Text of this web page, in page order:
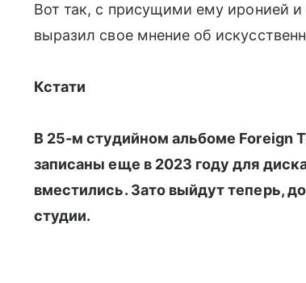
Вот так, с присущими ему иронией
выразил свое мнение об
Кстати
В 25-м студийном альбоме Foreign
записаны еще в 2023 году для
вместились. Зато выйдут теперь,
студии.